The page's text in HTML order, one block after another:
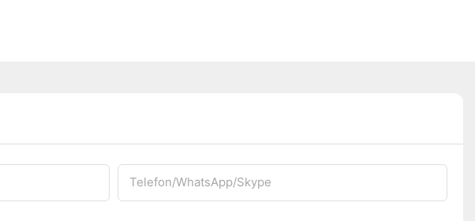
Telefon/WhatsApp/Skype